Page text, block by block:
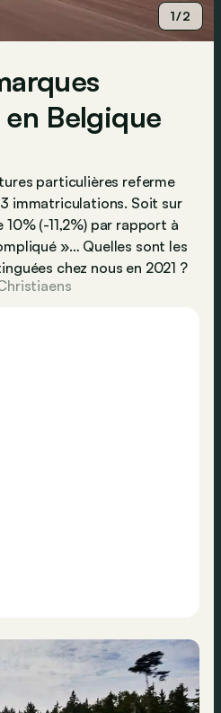
1/2
Belgique
particulières referme
immatriculations. Soit sur
10% (-11,2%) par rapport à
»… Quelles sont les
chez nous en 2021 ?